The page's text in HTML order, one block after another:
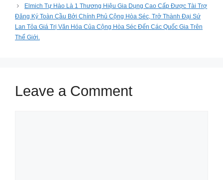
️Elmich Tự Hào Là 1 Thương Hiệu Gia Dụng Cao Cấp Được Tài Trợ
Đăng Ký Toàn Cầu Bởi Chính Phủ Cộng Hòa Séc, Trở Thành Đại Sứ
Lan Tỏa Giá Trị Văn Hóa Của Cộng Hòa Séc Đến Các Quốc Gia Trên
Thế Giới.
Leave a Comment